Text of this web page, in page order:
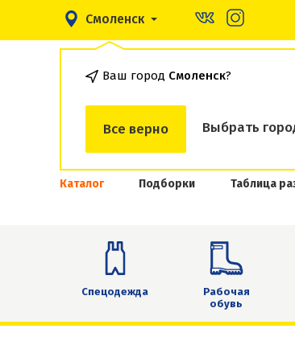
Смоленск
Ваш город Смоленск?
Все верно Выбрать
Каталог Подборки Таблица
Спецодежда
Рабочая
обувь